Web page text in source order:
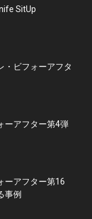
SitUp
・ビフォーアフタ
ーアフター第4弾
ーアフター第16
事例